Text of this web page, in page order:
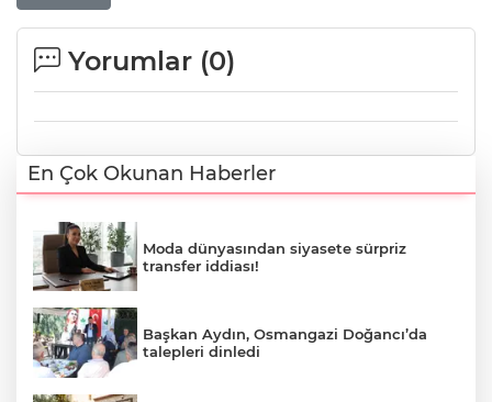
Yorumlar (0)
En Çok Okunan Haberler
Moda dünyasından siyasete sürpriz
transfer iddiası!
Başkan Aydın, Osmangazi Doğancı’da
talepleri dinledi